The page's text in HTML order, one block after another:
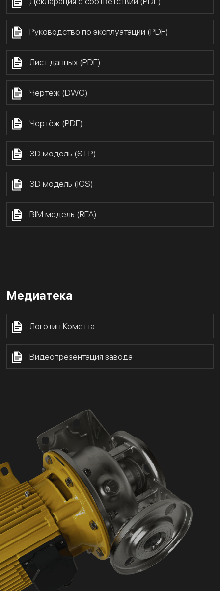
Руководство по эксплуатации (PDF)
Лист данных (PDF)
Чертёж (DWG)
Чертёж (PDF)
3D модель (STP)
3D модель (IGS)
BIM модель (RFA)
Медиатека
Логотип Кометта
Видеопрезентация завода